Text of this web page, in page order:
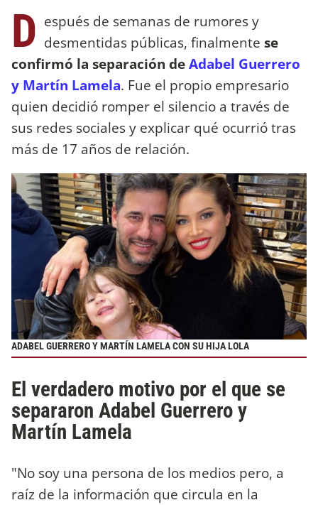
D espués de semanas de rumores y
desmentidas públicas, finalmente se
confirmó la separación deAdabel Guerrero
y Martín Lamela. Fue el propio empresario
quien decidió romper el silencio a través de
sus redes sociales y explicar qué ocurrió tras
más de 17 años de relación.
ADABEL GUERRERO Y MARTÍN LAMELA CON SU HIJA LOLA
El verdadero motivo por el que se
separaron Adabel Guerrero y
Martín Lamela
"No soy una persona de los medios pero, a
raíz de la información que circula en la